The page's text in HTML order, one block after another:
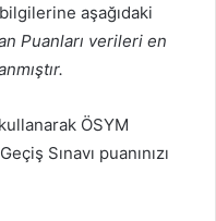
aşağıdaki
Puanları verileri en
ÖSYM
Sınavı puanınızı